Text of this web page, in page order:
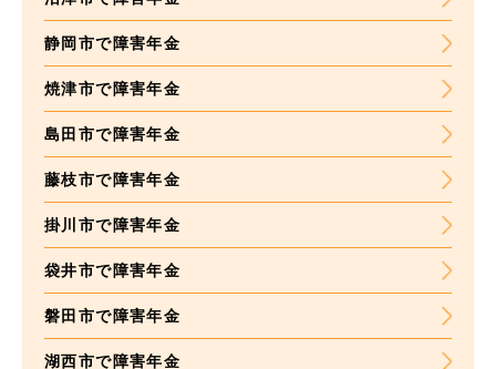
静岡市で障害年金
焼津市で障害年金
島田市で障害年金
藤枝市で障害年金
掛川市で障害年金
袋井市で障害年金
磐田市で障害年金
湖西市で障害年金